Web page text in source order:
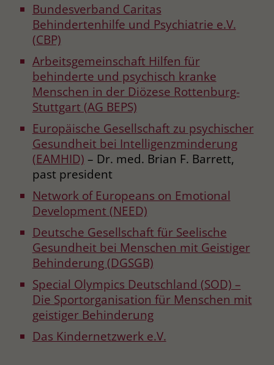
Bundesverband Caritas
Behindertenhilfe und Psychiatrie e.V.
(CBP)
Arbeitsgemeinschaft Hilfen für
behinderte und psychisch kranke
Menschen in der Diözese Rottenburg-
Stuttgart (AG BEPS)
Europäische Gesellschaft zu psychischer
Gesundheit bei Intelligenzminderung
(EAMHID) – Dr. med. Brian F. Barrett,
past president
Network of Europeans on Emotional
Development (NEED)
Deutsche Gesellschaft für Seelische
Gesundheit bei Menschen mit Geistiger
Behinderung (DGSGB)
Special Olympics Deutschland (SOD) –
Die Sportorganisation für Menschen mit
geistiger Behinderung
Das Kindernetzwerk e.V.